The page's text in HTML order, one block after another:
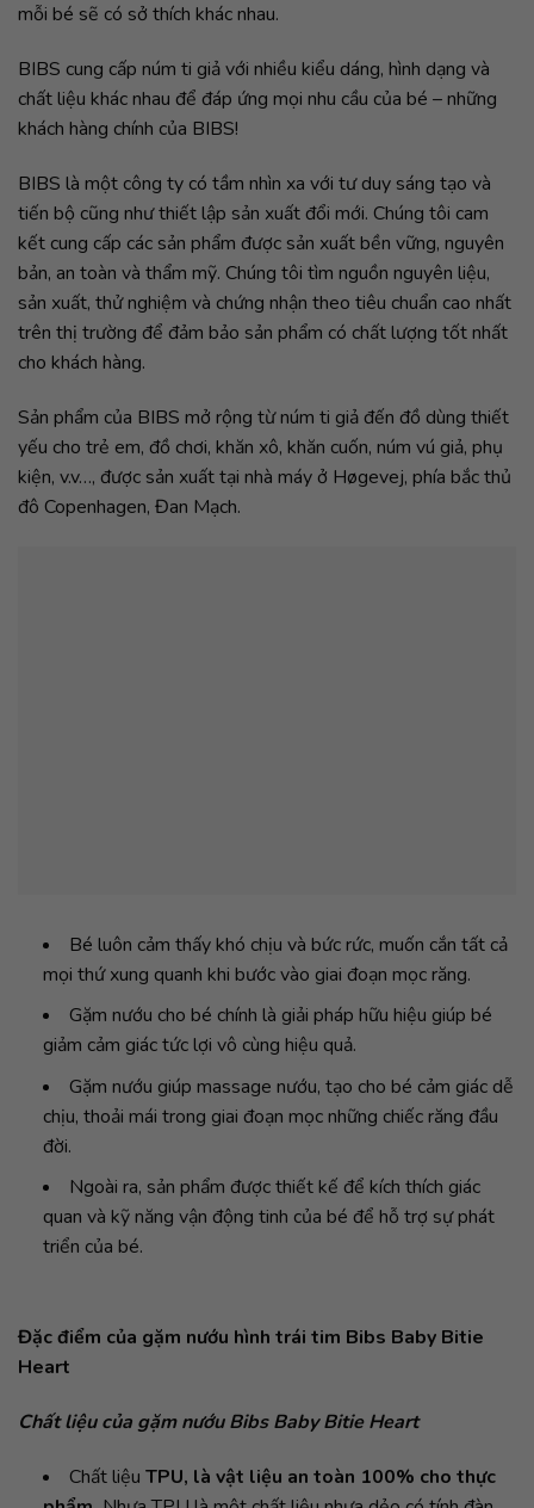
mỗi bé sẽ có sở thích khác nhau.
BIBS cung cấp núm ti giả với nhiều kiểu dáng, hình dạng và
chất liệu khác nhau để đáp ứng mọi nhu cầu của bé – những
khách hàng chính của BIBS!
BIBS là một công ty có tầm nhìn xa với tư duy sáng tạo và
tiến bộ cũng như thiết lập sản xuất đổi mới. Chúng tôi cam
kết cung cấp các sản phẩm được sản xuất bền vững, nguyên
bản, an toàn và thẩm mỹ. Chúng tôi tìm nguồn nguyên liệu,
sản xuất, thử nghiệm và chứng nhận theo tiêu chuẩn cao nhất
trên thị trường để đảm bảo sản phẩm có chất lượng tốt nhất
cho khách hàng.
Sản phẩm của BIBS mở rộng từ núm ti giả đến đồ dùng thiết
yếu cho trẻ em, đồ chơi, khăn xô, khăn cuốn, núm vú giả, phụ
kiện, v.v…, được sản xuất tại nhà máy ở Høgevej, phía bắc thủ
đô Copenhagen, Đan Mạch.
Bé luôn cảm thấy khó chịu và bức rức, muốn cắn tất cả
mọi thứ xung quanh khi bước vào giai đoạn mọc răng.
Gặm nướu cho bé chính là giải pháp hữu hiệu giúp bé
giảm cảm giác tức lợi vô cùng hiệu quả.
Gặm nướu giúp massage nướu, tạo cho bé cảm giác dễ
chịu, thoải mái trong giai đoạn mọc những chiếc răng đầu
đời.
Ngoài ra, sản phẩm được thiết kế để kích thích giác
quan và kỹ năng vận động tinh của bé để hỗ trợ sự phát
triển của bé.
Đặc điểm của gặm nướu hình trái tim Bibs Baby Bitie
Heart
Chất liệu của gặm nướu Bibs Baby Bitie Heart
Chất liệu TPU, là vật liệu an toàn 100% cho thực